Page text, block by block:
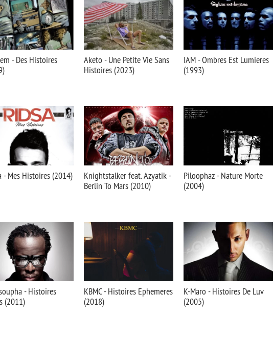
- Des Histoires
Aketo - Une Petite Vie Sans
Histoires (2023)
IAM - Ombres Est Lumieres
(1993)
- Mes Histoires (2014)
Knightstalker feat. Azyatik -
Berlin To Mars (2010)
Piloophaz - Nature Morte
(2004)
- Histoires
(2011)
KBMC - Histoires Ephemeres
(2018)
K-Maro - Histoires De Luv
(2005)